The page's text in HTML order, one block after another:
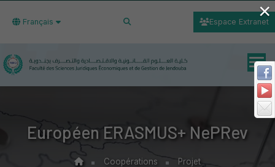
Français Espace Extranet
Européen ERASMUS+ NePRev
Coopérations
Projet
×